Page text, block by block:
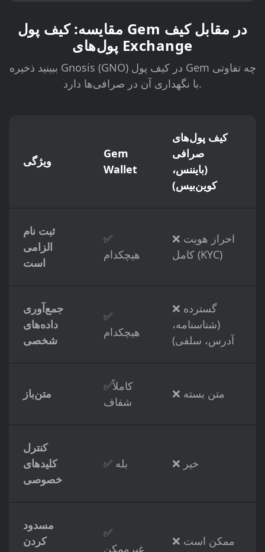
مقایسه: کیف پول Gem در مقابل کیف
پول‌های Exchange
ببینید ذخیره Gnosis (GNO) در کیف پول Gem چه تفاوتی
با نگهداری آن در صرافی‌ها دارد.
ویژگی
Gem
Wallet
کیف پول‌های
صرافی
(بایننس،
کوین‌بیس)
ثبت نام
الزامی
است
✅
هیچکدام
❌ احراز هویت
کامل (KYC)
جمع‌آوری
داده‌های
شخصی
✅
هیچکدام
❌ گسترده
(شناسنامه،
آدرس، سلفی)
متن‌باز
✅کاملاً
شفاف
❌ متن بسته
کنترل
کلیدهای
خصوصی
✅ بله ❌ خیر
مسدود
کردن
✅
غیرممکن
❌ ممکن است